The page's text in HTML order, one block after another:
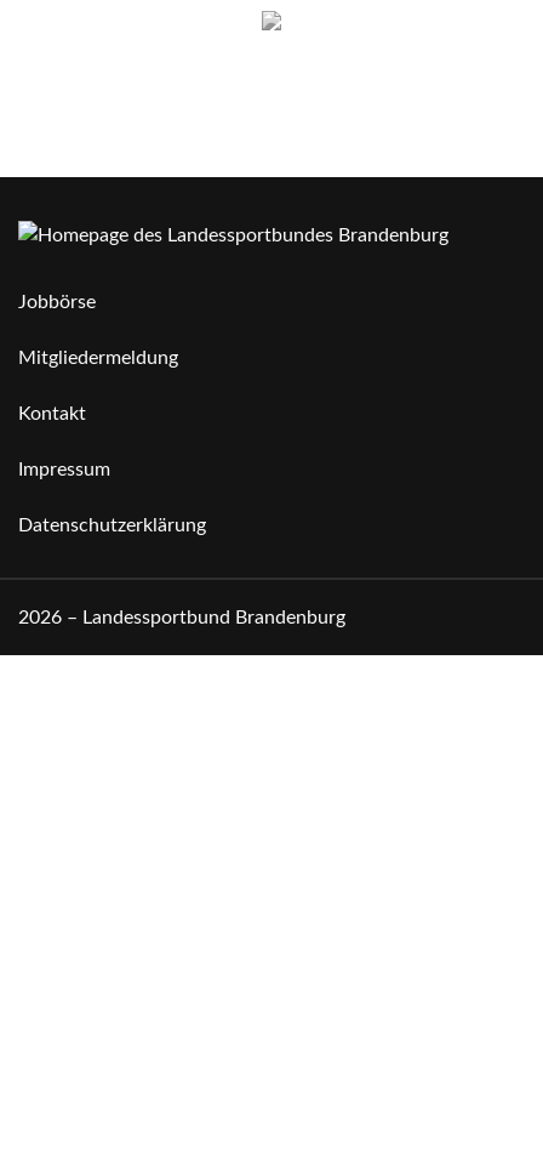
Jobbörse
Mitgliedermeldung
Kontakt
Impressum
Datenschutzerklärung
2026 – Landessportbund Brandenburg